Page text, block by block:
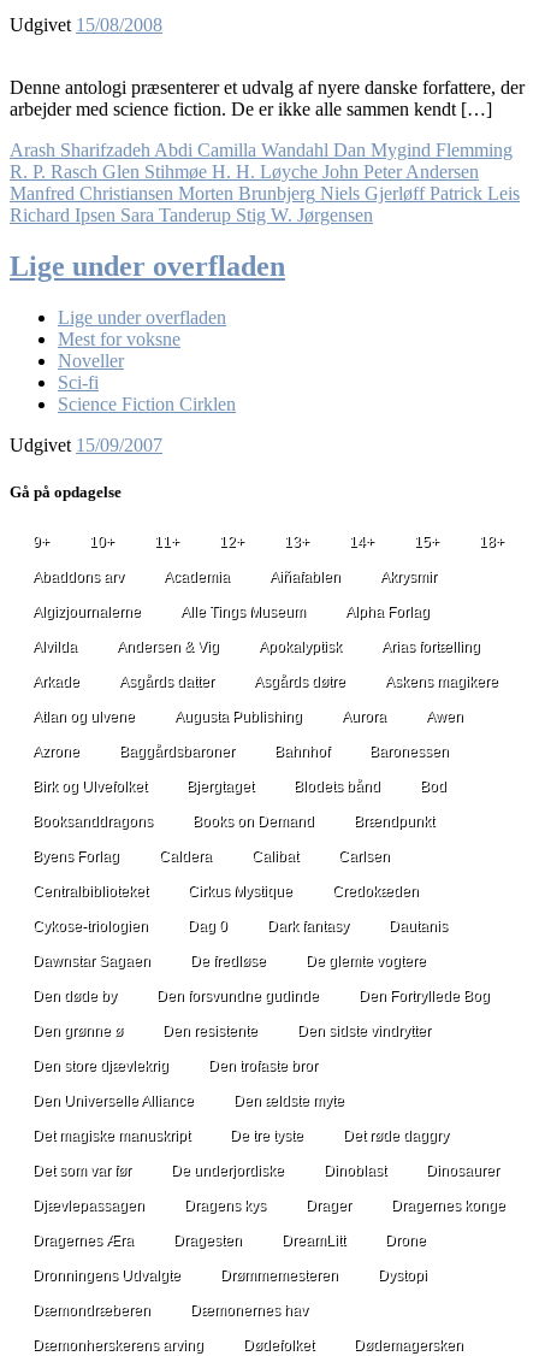
Udgivet 15/08/2008
Denne antologi præsenterer et udvalg af nyere danske forfattere, der
arbejder med science fiction. De er ikke alle sammen kendt […]
Arash Sharifzadeh Abdi Camilla Wandahl Dan Mygind Flemming
R. P. Rasch Glen Stihmøe H. H. Løyche John Peter Andersen
Manfred Christiansen Morten Brunbjerg Niels Gjerløff Patrick Leis
Richard Ipsen Sara Tanderup Stig W. Jørgensen
Lige under overfladen
Lige under overfladen
Mest for voksne
Noveller
Sci-fi
Science Fiction Cirklen
Udgivet 15/09/2007
Gå på opdagelse
9+ 10+ 11+ 12+ 13+ 14+ 15+ 18+
Abaddons arv Academia Aiñafablen Akrysmir
Algizjournalerne Alle Tings Museum Alpha Forlag
Alvilda Andersen & Vig Apokalyptisk Arias fortælling
Arkade Asgårds datter Asgårds døtre Askens magikere
Atlan og ulvene Augusta Publishing Aurora Awen
Azrone Baggårdsbaroner Bahnhof Baronessen
Birk og Ulvefolket Bjergtaget Blodets bånd Bod
Booksanddragons Books on Demand Brændpunkt
Byens Forlag Caldera Calibat Carlsen
Centralbiblioteket Cirkus Mystique Credokæden
Cykose-triologien Dag 0 Dark fantasy Dautanis
Dawnstar Sagaen De fredløse De glemte vogtere
Den døde by Den forsvundne gudinde Den Fortryllede Bog
Den grønne ø Den resistente Den sidste vindrytter
Den store djævlekrig Den trofaste bror
Den Universelle Alliance Den ældste myte
Det magiske manuskript De tre tyste Det røde daggry
Det som var før De underjordiske Dinoblast Dinosaurer
Djævlepassagen Dragens kys Drager Dragernes konge
Dragernes Æra Dragesten DreamLitt Drone
Dronningens Udvalgte Drømmemesteren Dystopi
Dæmondræberen Dæmonernes hav
Dæmonherskerens arving Dødefolket Dødemagersken